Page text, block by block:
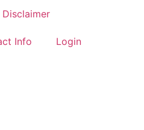
Disclaimer
Info Login